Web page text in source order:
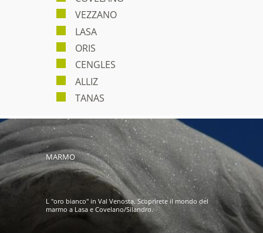
VEZZANO
LASA
ORIS
CENGLES
ALLIZ
TANAS
MARMO
L "oro bianco" in Val Venosta. Scoprirete il mondo del
marmo a Lasa e Covelano/Silandro.